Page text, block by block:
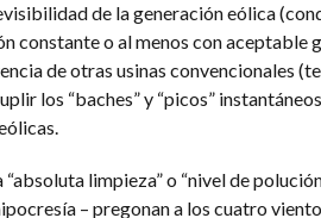
de la generación eólica
constante o al menos con aceptable
de otras usinas convencionales
los “baches” y “picos”
limpieza” o “nivel de
– pregonan a los cuatro